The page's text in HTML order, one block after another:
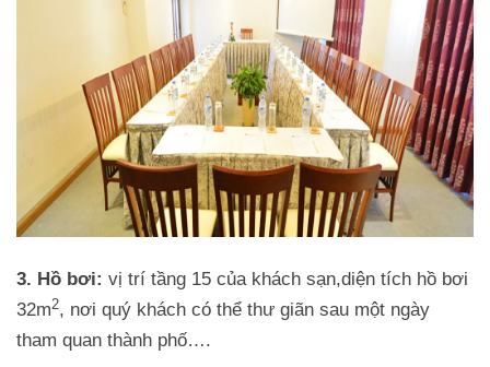
3. Hồ bơi: vị trí tầng 15 của khách sạn,diện tích hồ bơi
32m2, nơi quý khách có thể thư giãn sau một ngày
tham quan thành phố….